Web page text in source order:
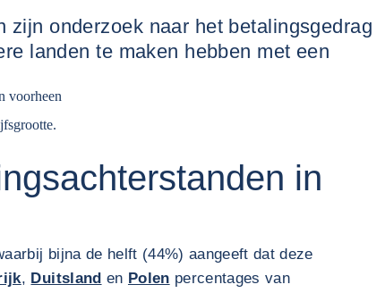
onderzoek naar het betalingsgedrag
landen te maken hebben met een
voorheen
in
bijna de helft (44%) aangeeft dat deze
, Duitsland en Polen percentages van